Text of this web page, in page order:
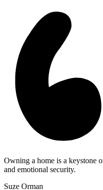
Owning a home is a keystone
and emotional security.
Suze Orman